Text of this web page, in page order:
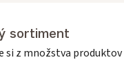
sortiment
si z množstva produktov